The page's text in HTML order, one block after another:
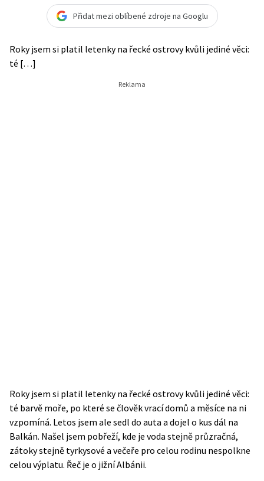
Přidat mezi oblíbené zdroje na Googlu
Roky jsem si platil letenky na řecké ostrovy kvůli jediné věci:
té […]
Roky jsem si platil letenky na řecké ostrovy kvůli jediné věci:
té barvě moře, po které se člověk vrací domů a měsíce na ni
vzpomíná. Letos jsem ale sedl do auta a dojel o kus dál na
Balkán. Našel jsem pobřeží, kde je voda stejně průzračná,
zátoky stejně tyrkysové a večeře pro celou rodinu nespolkne
celou výplatu. Řeč je o jižní Albánii.